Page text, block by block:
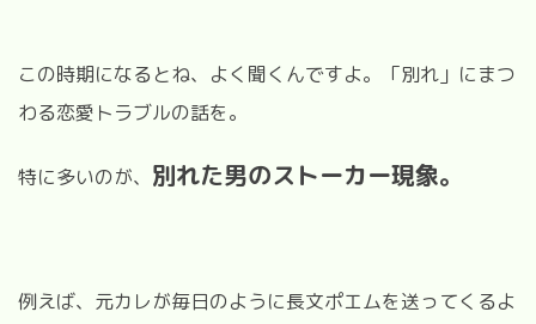
この時期になるとね、よく聞くんですよ。「別れ」にまつ
わる恋愛トラブルの話を。
特に多いのが、 別れた男のストーカー現象。
例えば、元カレが毎日のように長文ポエムを送ってくるよ